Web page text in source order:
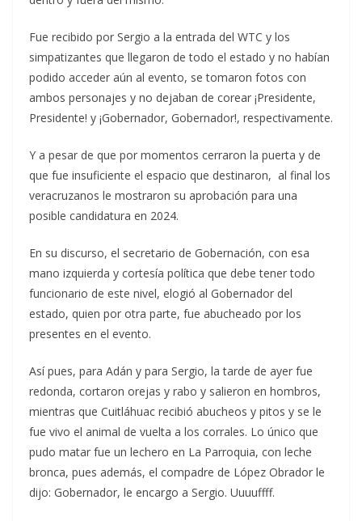
Fue recibido por Sergio a la entrada del WTC y los
simpatizantes que llegaron de todo el estado y no habían
podido acceder aún al evento, se tomaron fotos con
ambos personajes y no dejaban de corear ¡Presidente,
Presidente! y ¡Gobernador, Gobernador!, respectivamente.
Y a pesar de que por momentos cerraron la puerta y de
que fue insuficiente el espacio que destinaron, al final los
veracruzanos le mostraron su aprobación para una
posible candidatura en 2024.
En su discurso, el secretario de Gobernación, con esa
mano izquierda y cortesía política que debe tener todo
funcionario de este nivel, elogió al Gobernador del
estado, quien por otra parte, fue abucheado por los
presentes en el evento.
Así pues, para Adán y para Sergio, la tarde de ayer fue
redonda, cortaron orejas y rabo y salieron en hombros,
mientras que Cuitláhuac recibió abucheos y pitos y se le
fue vivo el animal de vuelta a los corrales. Lo único que
pudo matar fue un lechero en La Parroquia, con leche
bronca, pues además, el compadre de López Obrador le
dijo: Gobernador, le encargo a Sergio. Uuuuffff.